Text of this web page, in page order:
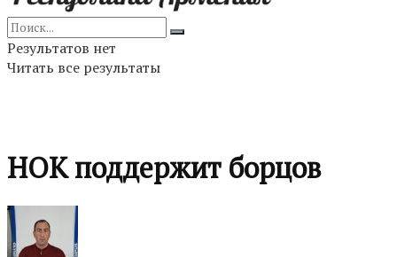
Результатов нет
Читать все результаты
НОК поддержит борцов